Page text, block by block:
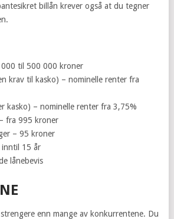
billån krever også at du tegner
000 til 500 000 kroner
krav til kasko) – nominelle renter fra
kasko) – nominelle renter fra 3,75%
fra 995 kroner
– 95 kroner
inntil 15 år
lånebevis
enn mange av konkurrentene. Du